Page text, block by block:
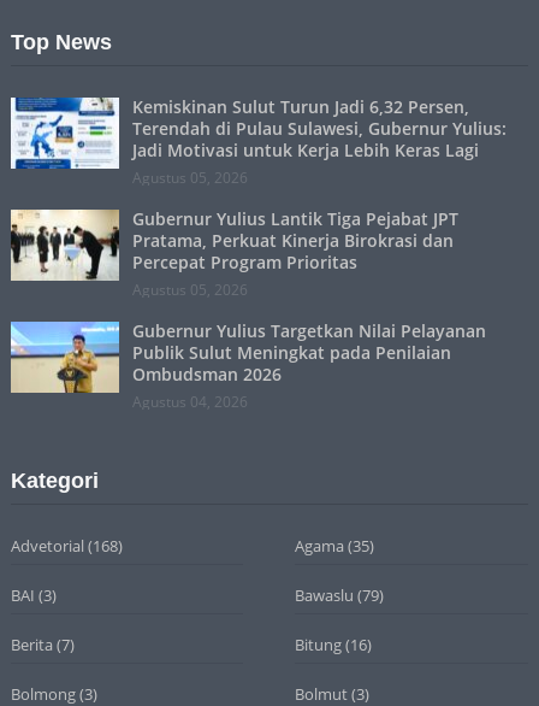
Top News
Kemiskinan Sulut Turun Jadi 6,32 Persen,
Terendah di Pulau Sulawesi, Gubernur Yulius:
Jadi Motivasi untuk Kerja Lebih Keras Lagi
Agustus 05, 2026
Gubernur Yulius Lantik Tiga Pejabat JPT
Pratama, Perkuat Kinerja Birokrasi dan
Percepat Program Prioritas
Agustus 05, 2026
Gubernur Yulius Targetkan Nilai Pelayanan
Publik Sulut Meningkat pada Penilaian
Ombudsman 2026
Agustus 04, 2026
Kategori
Advetorial (168) Agama (35)
BAI (3) Bawaslu (79)
Berita (7) Bitung(16)
Bolmong(3) Bolmut(3)